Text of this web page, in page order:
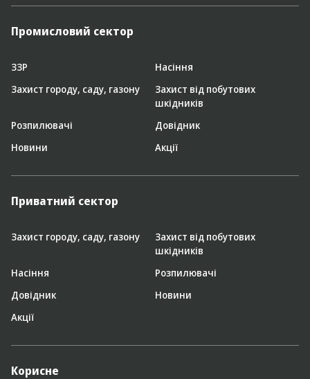
Промисловий сектор
ЗЗР
Насіння
Захист городу, саду, газону
Захист від побутових
шкідників
Розпилювачі
Довідник
Новини
Акції
Приватний сектор
Захист городу, саду, газону
Захист від побутових
шкідників
Насіння
Розпилювачі
Довідник
Новини
Акції
Корисне